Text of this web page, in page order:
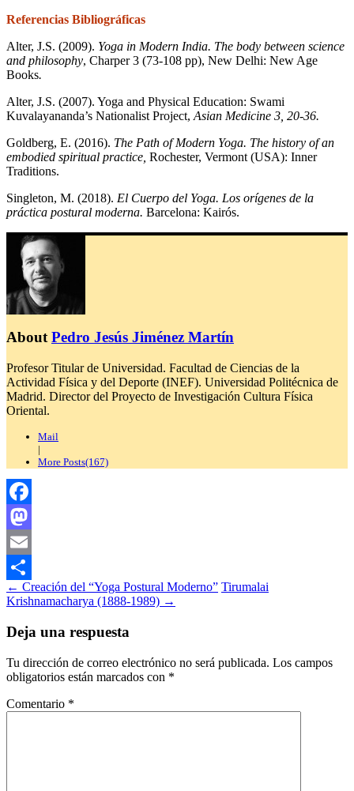
Referencias Bibliográficas
Alter, J.S. (2009). Yoga in Modern India. The body between science
and philosophy, Charper 3 (73-108 pp), New Delhi: New Age
Books.
Alter, J.S. (2007). Yoga and Physical Education: Swami
Kuvalayananda’s Nationalist Project, Asian Medicine 3, 20-36.
Goldberg, E. (2016). The Path of Modern Yoga. The history of an
embodied spiritual practice, Rochester, Vermont (USA): Inner
Traditions.
Singleton, M. (2018). El Cuerpo del Yoga. Los orígenes de la
práctica postural moderna. Barcelona: Kairós.
AboutPedro Jesús Jiménez Martín
Profesor Titular de Universidad. Facultad de Ciencias de la
Actividad Física y del Deporte (INEF). Universidad Politécnica de
Madrid. Director del Proyecto de Investigación Cultura Física
Oriental.
Mail
|
More Posts(167)
Facebook
Mastodon
Email
Compartir
Navegación
de
entradas
← Creación del “Yoga Postural Moderno” Tirumalai
Krishnamacharya (1888-1989) →
Deja una respuesta
Tu dirección de correo electrónico no será publicada. Los campos
obligatorios están marcados con *
Comentario *